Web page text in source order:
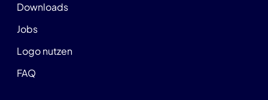
Downloads
Jobs
Logo nutzen
FAQ